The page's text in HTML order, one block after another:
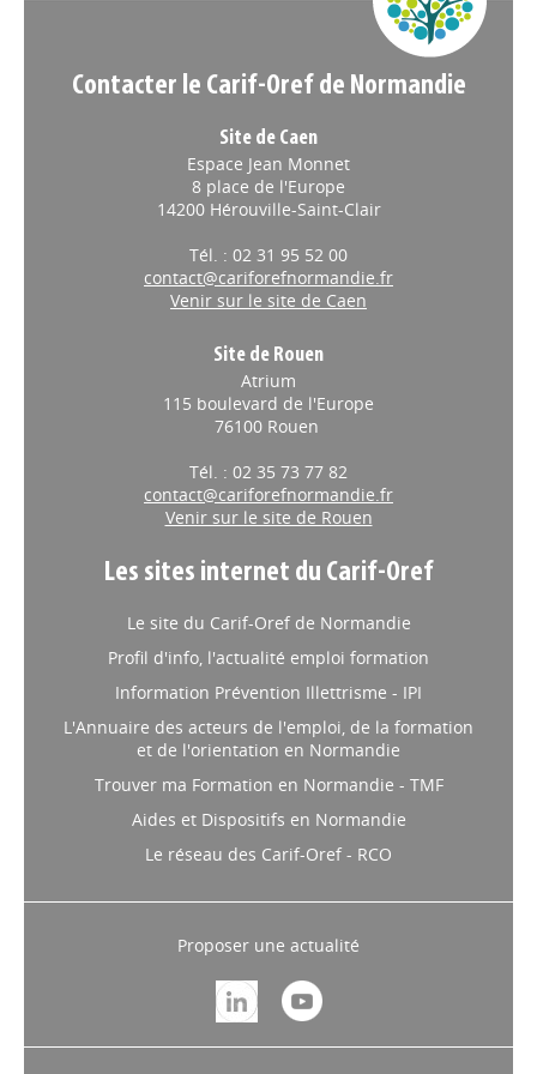
"L'apprentissage à l'aune du
changement : quelles
évolutions en Normandie ?"
Le CESER Normandie vient de mettre
en ligne cette nouvelle étude et sa
synthèse consacrées au
développement de l’apprentissage en
ECO-TERRITOIRES// 24/04/2026
Création d'ambassadeurs de
la réalité virtuelle dans
toutes les régions
A l'occasion du Laval Virtual 2026,
Anne Le Hénanff, Ministre déléguée
du Numérique, a dévoilé les lauréats
de la vague 3 de France 2030 et lance le réseau des
Ambassadeurs XR pour structurer la filière.
FORMATION // 22/04/2026
d'Assistant.e de vie aux
familles grâce aux
Présentations Immersives
de la Formation (PIMF)
Dans le cadre du dispositif QUALIF 2026 – Assistant.e de vie
aux familles, Média Formation et ses partenaires (Greta
Rouen Maritime et Greta Portes Normandes) déploient un
Formation.
Contacter le Carif-Oref de Normandie
Site de Caen
Espace Jean Monnet
8 place de l'Europe
14200 Hérouville-Saint-Clair
Tél. : 02 31 95 52 00
contact@cariforefnormandie.fr
Venir sur le site de Caen
Site de Rouen
Atrium
115 boulevard de l'Europe
76100 Rouen
Tél. : 02 35 73 77 82
contact@cariforefnormandie.fr
Venir sur le site de Rouen
Les sites internet du Carif-Oref
Le site du Carif-Oref de Normandie
Profil d'info, l'actualité emploi formation
Information Prévention Illettrisme - IPI
L'Annuaire des acteurs de l'emploi, de la formation
et de l'orientation en Normandie
Trouver ma Formation en Normandie - TMF
Aides et Dispositifs en Normandie
Le réseau des Carif-Oref - RCO
Proposer une actualité